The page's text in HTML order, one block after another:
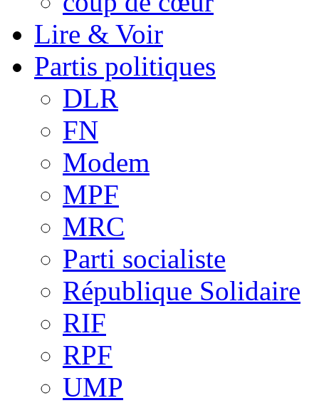
Lire & Voir
Partis politiques
DLR
FN
Modem
MPF
MRC
Parti socialiste
République Solidaire
RIF
RPF
UMP